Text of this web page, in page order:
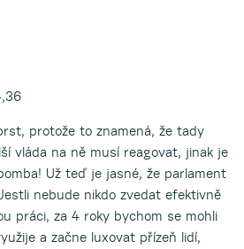
protože to znamená, že tady
vláda na ně musí reagovat, jinak je
Už teď je jasné, že parlament
nebude nikdo zvedat efektivně
práci, za 4 roky bychom se mohli
a začne luxovat přízeň lidí,